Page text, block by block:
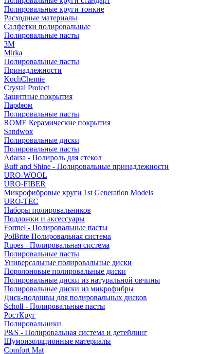
Полировальные круги тонкие
Расходные материалы
Салфетки полировальные
Полировальные пасты
3М
Mirka
Полировальные пасты
Принадлежности
KochChemie
Crystal Protect
Защитные покрытия
Парфюм
Полировальные пасты
ROME Керамические покрытия
Sandwox
Полировальные диски
Полировальные пасты
Adarsa - Полироль для стекол
Buff and Shine - Полировальные принадлежности
URO-WOOL
URO-FIBER
Микрофибровые круги 1st Generation Models
URO-TEC
Наборы полировальников
Подложки и аксессуары
Formel - Полировальные пасты
PolBrite Полировальная система
Rupes - Полировальная система
Полировальные пасты
Универсальные полировальные диски
Поролоновые полировальные диски
Полировальные диски из натуральной овчины
Полировальные диски из микрофибры
Диск-подошвы для полировальных дисков
Scholl - Полировальные пасты
РостКруг
Полировальники
P&S - Полировальная система и детейлинг
Шумоизоляционные материалы
Comfort Mat